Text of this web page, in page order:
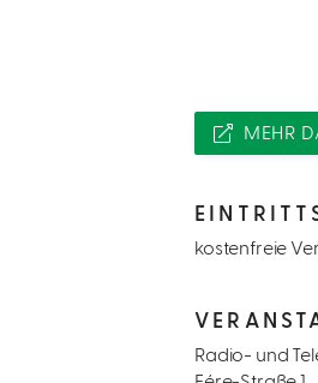
MEHR
kostenfreie
Radio- und